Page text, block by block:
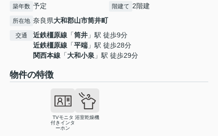
築年数 予定 階建て 2階建
所在地 奈良県大和郡山市筒井町
交通 近鉄橿原線 「筒井 」駅 徒歩9分
近鉄橿原線 「平端 」駅 徒歩28分
関西本線 「大和小泉 」駅 徒歩29分
物件の特徴
TVモニタ
付きインタ
ーホン
浴室乾燥機